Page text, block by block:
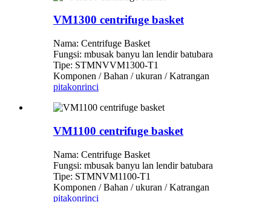
VM1300 centrifuge basket
Nama: Centrifuge Basket
Fungsi: mbusak banyu lan lendir batubara
Tipe: STMNVVM1300-T1
Komponen / Bahan / ukuran / Katrangan
pitakonrinci
VM1100 centrifuge basket
Nama: Centrifuge Basket
Fungsi: mbusak banyu lan lendir batubara
Tipe: STMNVM1100-T1
Komponen / Bahan / ukuran / Katrangan
pitakonrinci